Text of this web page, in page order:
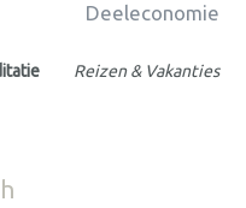
Deeleconomie
Reizen & Vakanties